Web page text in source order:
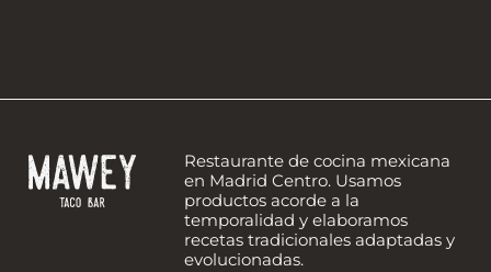
Restaurante de cocina mexicana
en Madrid Centro. Usamos
productos acorde a la
temporalidad y elaboramos
recetas tradicionales adaptadas y
evolucionadas.